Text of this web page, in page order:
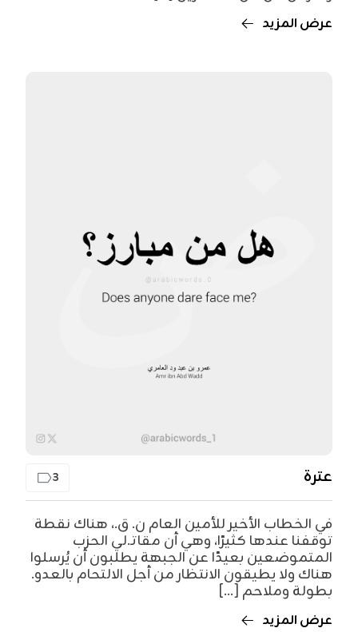
عرض المزيد
عترة 3
في الخطاب الأخير للأمين العام ن. ق.، هناك نقطة
توقفنا عندها كثيرًا، وهي أن مقاتـ.لي الحزب
المتموضعين بعيدًا عن الجبهة يطلبون أن يُرسلوا
هناك ولا يطيقون الانتظار من أجل الالتحام بالعدو.
بطولة وملاحم [...]
عرض المزيد